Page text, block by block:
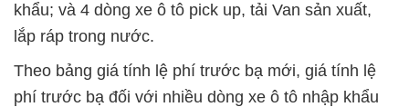
khẩu; và 4 dòng xe ô tô pick up, tải Van sản xuất,
lắp ráp trong nước.
Theo bảng giá tính lệ phí trước bạ mới, giá tính lệ
phí trước bạ đối với nhiều dòng xe ô tô nhập khẩu